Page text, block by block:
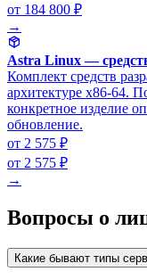
от 184 800 ₽
→
Astra Linux —
Комплект средств
архитектуре x86-64.
конкретное изделие
обновление.
от 2 575 ₽
от 2 575 ₽
→
Вопросы о
Какие бывают типы